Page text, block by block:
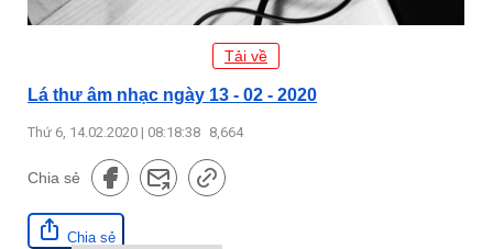
Tải về
Lá thư âm nhạc ngày 13 - 02 - 2020
Thứ 6, 14.02.2020 | 08:18:38 8,664
Chia sẻ
Chia sẻ